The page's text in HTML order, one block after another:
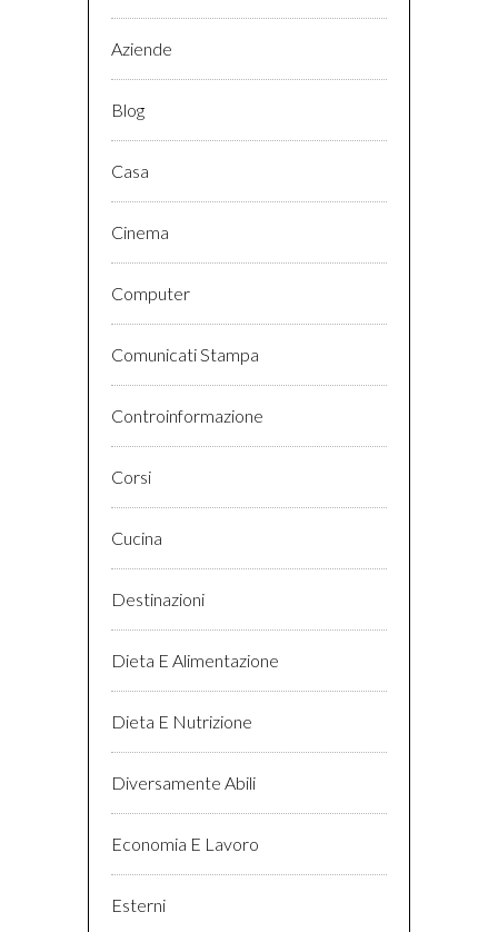
Aziende
Blog
Casa
Cinema
Computer
Comunicati Stampa
Controinformazione
Corsi
Cucina
Destinazioni
Dieta E Alimentazione
Dieta E Nutrizione
Diversamente Abili
Economia E Lavoro
Esterni